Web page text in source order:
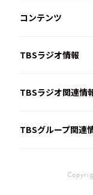
コンテンツ
TBSラジオ情報
TBSラジオ関連情
TBSグループ関連